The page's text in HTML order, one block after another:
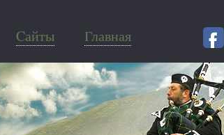
Cайты Главная